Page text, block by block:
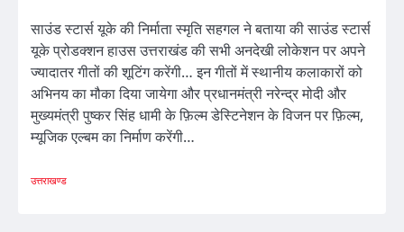
साउंड स्टार्स यूके की निर्माता स्मृति सहगल ने बताया की साउंड स्टार्स
यूके प्रोडक्शन हाउस उत्तराखंड की सभी अनदेखी लोकेशन पर अपने
ज्यादातर गीतों की शूटिंग करेंगी… इन गीतों में स्थानीय कलाकारों को
अभिनय का मौका दिया जायेगा और प्रधानमंत्री नरेन्द्र मोदी और
मुख्यमंत्री पुष्कर सिंह धामी के फ़िल्म डेस्टिनेशन के विजन पर फ़िल्म,
म्यूजिक एल्बम का निर्माण करेंगी…
उत्तराखण्ड